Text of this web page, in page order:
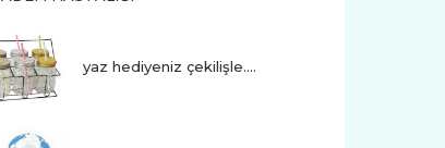
yaz hediyeniz çekilişle....